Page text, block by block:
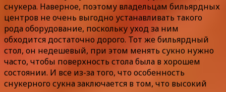
снукера. Наверное, поэтому владельцам бильярдных
центров не очень выгодно устанавливать такого
рода оборудование, поскольку уход за ним
обходится достаточно дорого. Тот же бильярдный
стол, он недешевый, при этом менять сукно нужно
часто, чтобы поверхность стола была в хорошем
состоянии. И все из-за того, что особенность
снукерного сукна заключается в том, что высокий